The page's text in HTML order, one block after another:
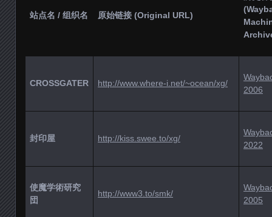
站点名 / 组织名 原始链接 (Original URL)
CROSSGATER http://www.where-i.net/~ocean/xg/
2006
封印屋 http://kiss.swee.to/xg/
2022
使魔学術研究
団
http://www3.to/smk/
2005